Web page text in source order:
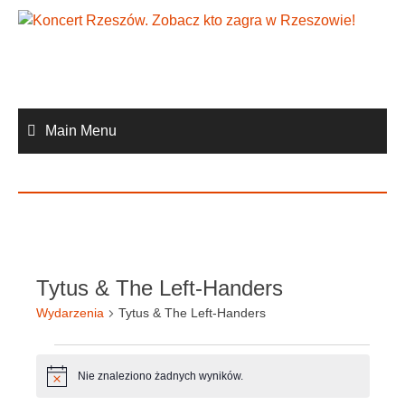
Skip
Main Menu
Tytus & The Left-Handers
Wydarzenia Tytus & The Left-Handers
Powiadomienie
Nie znaleziono żadnych wyników.